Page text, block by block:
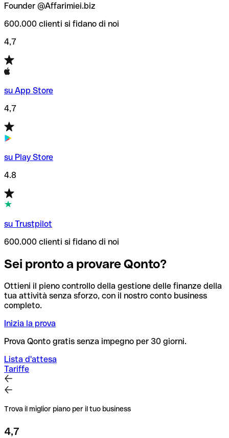
Founder @Affarimiei.biz
600.000 clienti si fidano di noi
4,7
su App Store
4,7
su Play Store
4.8
su Trustpilot
600.000 clienti si fidano di noi
Sei pronto a provare Qonto?
Ottieni il pieno controllo della gestione delle finanze della
tua attività senza sforzo, con il nostro conto business
completo.
Inizia la prova
Prova Qonto gratis senza impegno per 30 giorni.
Lista d'attesa
Tariffe
Trova il miglior piano per il tuo business
4,7